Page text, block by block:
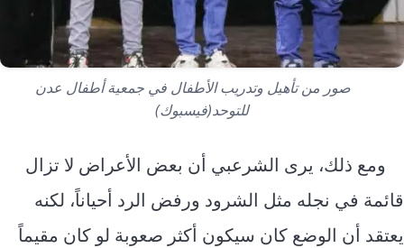
صور من تأهيل وتدريب الأطفال في جمعية أطفال عدن
للتوحد(فيسبوك)
ومع ذلك، يرى الشرعبي أن بعض الأعراض لا تزال
قائمة في نجله مثل الشرود ورفض الرد أحياناً، لكنه
يعتقد أن الوضع كان سيكون أكثر صعوبة لو كان مقيماً